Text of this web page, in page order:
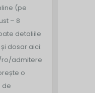
(pe
– 8
detaliile
dosar aici:
admitere/
o
de